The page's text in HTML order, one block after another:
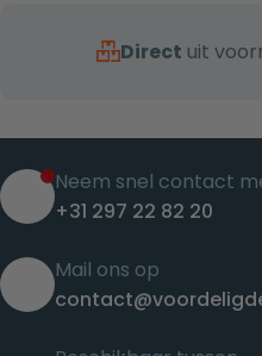
Direct uit
Neem snel contact
+31 297 22 82 20
Mail ons op